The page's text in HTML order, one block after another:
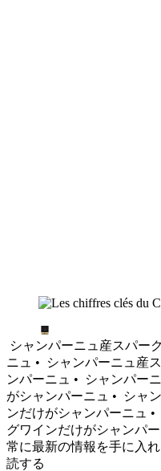
シャンパーニュ産スパー
ニュ •
シャンパーニュ産
ンパーニュ •
シャンパー
がシャンパーニュ •
シャ
ンだけがシャンパーニュ •
グワインだけがシャンパー
常に最新の情報を手に入
読する